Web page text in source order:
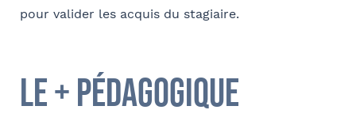
pour valider les acquis du stagiaire.
le + pédagogique
Commentaire- FACULTATIF